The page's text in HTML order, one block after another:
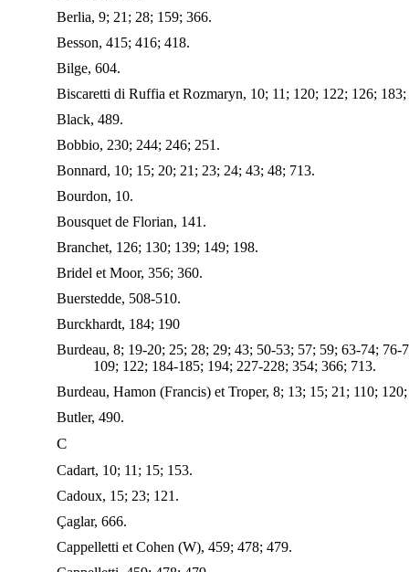
Berlia, 9; 21; 28; 159; 366.
Besson, 415; 416; 418.
Bilge, 604.
Biscaretti di Ruffia et Rozmaryn, 10; 11; 120; 122; 126;
Black, 489.
Bobbio, 230; 244; 246; 251.
Bonnard, 10; 15; 20; 21; 23; 24; 43; 48; 713.
Bourdon, 10.
Bousquet de Florian, 141.
Branchet, 126; 130; 139; 149; 198.
Bridel et Moor, 356; 360.
Buerstedde, 508-510.
Burckhardt, 184; 190
Burdeau, 8; 19-20; 25; 28; 29; 43; 50-53; 57; 59; 63-74;
109; 122; 184-185; 194; 227-228; 354; 366; 713.
Burdeau, Hamon (Francis) et Troper, 8; 13; 15; 21; 110;
Butler, 490.
C
Cadart, 10; 11; 15; 153.
Cadoux, 15; 23; 121.
Çaglar, 666.
Cappelletti et Cohen (W), 459; 478; 479.